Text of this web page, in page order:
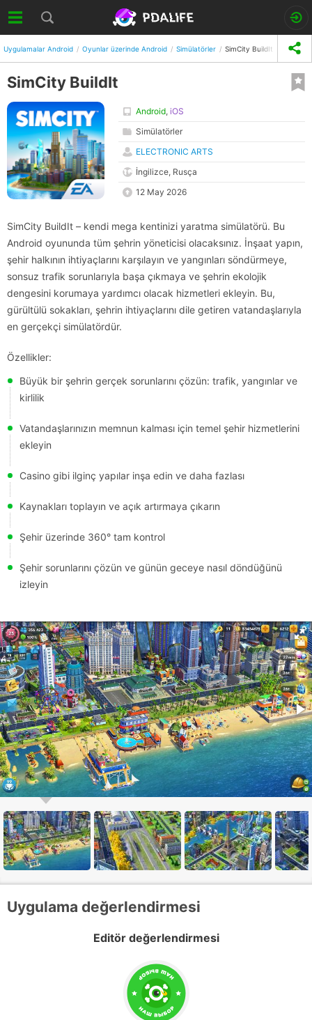
Uygulamalar Android Oyunlar üzerinde Android Simülatörler SimCity BuildIt
SimCity BuildIt
Android, iOS
Simülatörler
ELECTRONIC ARTS
İngilizce, Rusça
12 May 2026
SimCity BuildIt – kendi mega kentinizi yaratma simülatörü. Bu
Android oyununda tüm şehrin yöneticisi olacaksınız. İnşaat yapın,
şehir halkının ihtiyaçlarını karşılayın ve yangınları söndürmeye,
sonsuz trafik sorunlarıyla başa çıkmaya ve şehrin ekolojik
dengesini korumaya yardımcı olacak hizmetleri ekleyin. Bu,
gürültülü sokakları, şehrin ihtiyaçlarını dile getiren vatandaşlarıyla
en gerçekçi simülatördür.
Özellikler:
Büyük bir şehrin gerçek sorunlarını çözün: trafik, yangınlar ve
kirlilik
Vatandaşlarınızın memnun kalması için temel şehir hizmetlerini
ekleyin
Casino gibi ilginç yapılar inşa edin ve daha fazlası
Kaynakları toplayın ve açık artırmaya çıkarın
Şehir üzerinde 360° tam kontrol
Şehir sorunlarını çözün ve günün geceye nasıl döndüğünü
izleyin
Uygulama değerlendirmesi
Editör değerlendirmesi